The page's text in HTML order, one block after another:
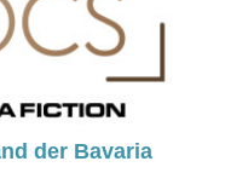
der Bavaria